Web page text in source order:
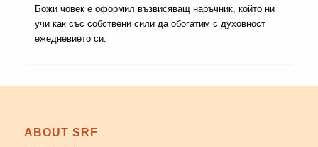
Божи човек е оформил възвисяващ наръчник, който ни
учи как със собствени сили да обогатим с духовност
ежедневието си.
ABOUT SRF